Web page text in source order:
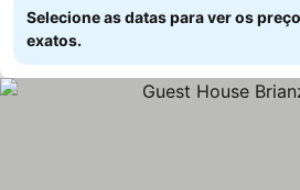
Selecione as datas para ver os
exatos.